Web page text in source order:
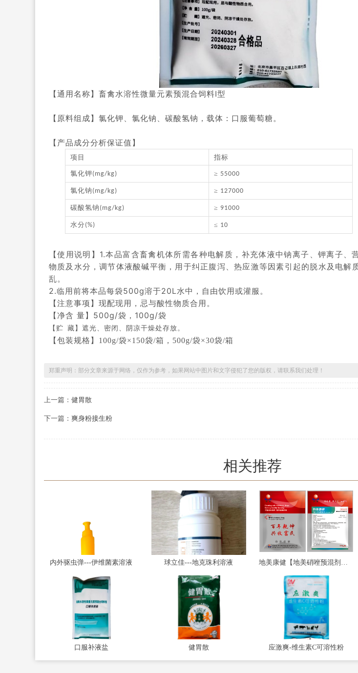
【通用名称】畜禽水溶性微量元素预混合饲料I型
【原料组成】氯化钾、氯化钠、碳酸氢钠，载体：口服葡萄糖。
【产品成分分析保证值 】
项目
指标
氯化钾 (mg/kg) ≥ 55000
氯化钠 (mg/kg) ≥ 127000
碳酸氢钠 (mg/kg) ≥ 91000
水分 (%) ≤ 10
【使用说明】 1.本品富含畜禽机体所需各种电解质，补充体液中钠离子、钾离子、
物质及水分，调节体液酸碱平衡，用于纠正腹泻、热应激等因素引起的脱水及电解
乱。
2.临用前将本品每袋500g溶于20L水中，自由饮用或灌服。
【注意事项】现配现用，忌与酸性物质合用。
【净含 量】 500g/袋， 100g/袋
【贮 藏】遮光、密闭、阴凉干燥处存放。
【包装规格】 100g/袋×150袋/箱， 500g/袋×30袋/箱
郑重声明：部分文章来源于网络，仅作为参考，如果网站中图片和文字侵犯了您的版权，请联系我们处理！
上一篇： 健胃散
下一篇： 爽身粉接生粉
相关推荐
内外驱虫弹---伊维菌素溶液 球立佳---地克珠利溶液
口服补液盐 健胃散 应激爽-维生素C可溶性粉